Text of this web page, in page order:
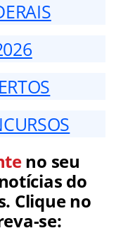
no seu
do
Clique no
se: